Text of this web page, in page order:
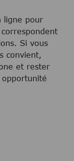
ligne pour
Si vous
convient,
et rester